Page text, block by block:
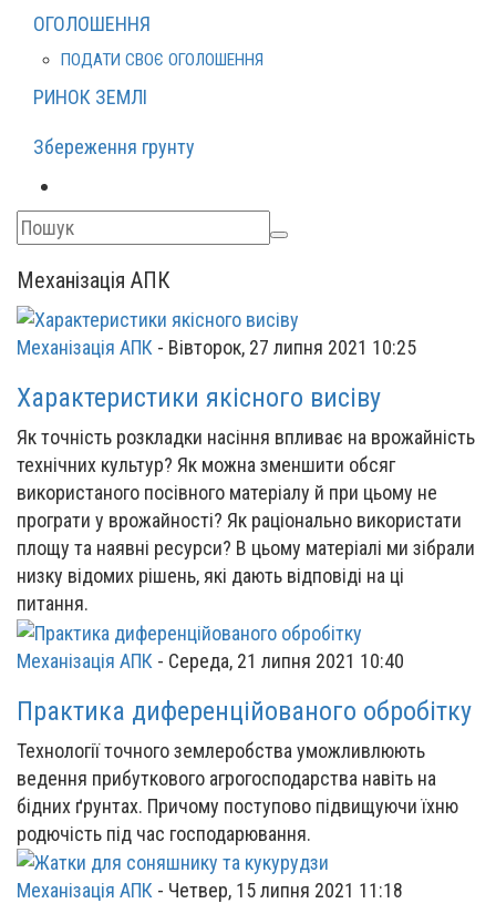
ОГОЛОШЕННЯ
ПОДАТИ СВОЄ ОГОЛОШЕННЯ
РИНОК ЗЕМЛІ
Збереження грунту
Механізація АПК
Механізація АПК - Вівторок, 27 липня 2021 10:25
Характеристики якісного висіву
Як точність розкладки насіння впливає на врожайність
технічних культур? Як можна зменшити обсяг
використаного посівного матеріалу й при цьому не
програти у врожайності? Як раціонально використати
площу та наявні ресурси? В цьому матеріалі ми зібрали
низку відомих рішень, які дають відповіді на ці
питання.
Механізація АПК - Середа, 21 липня 2021 10:40
Практика диференційованого обробітку
Технології точного землеробства уможливлюють
ведення прибуткового агрогосподарства навіть на
бідних ґрунтах. Причому поступово підвищуючи їхню
родючість під час господарювання.
Механізація АПК - Четвер, 15 липня 2021 11:18